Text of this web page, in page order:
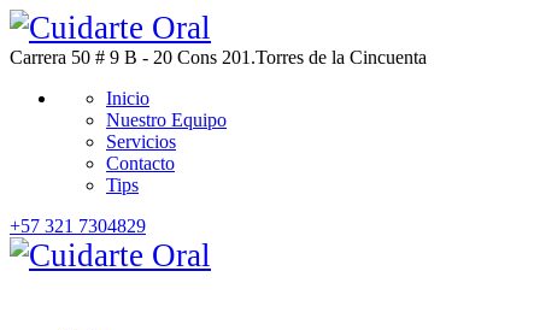
Carrera 50 # 9 B - 20 Cons 201.Torres de la Cincuenta
Inicio
Nuestro Equipo
Servicios
Contacto
Tips
+57 321 7304829